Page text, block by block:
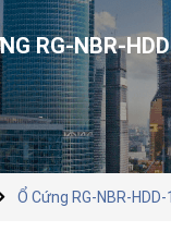
RG-NBR-
Ổ Cứng RG-NBR-